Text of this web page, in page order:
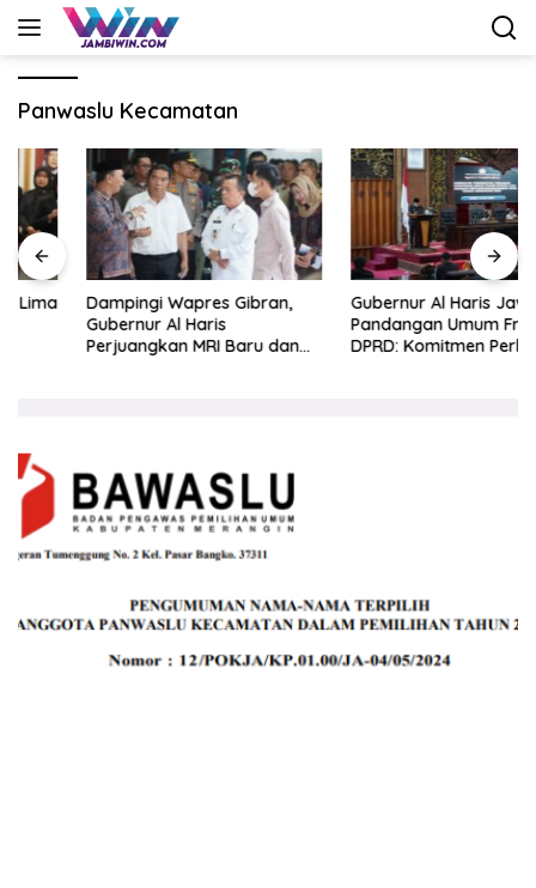
Langsung
Panwaslu Kecamatan
Dampingi Wapres Gibran,
Gubernur Al Haris
Perjuangkan MRI Baru dan
Gubernur Al Haris Jawab
Pandangan Umum Fraksi
DPRD: Komitmen Perkuat